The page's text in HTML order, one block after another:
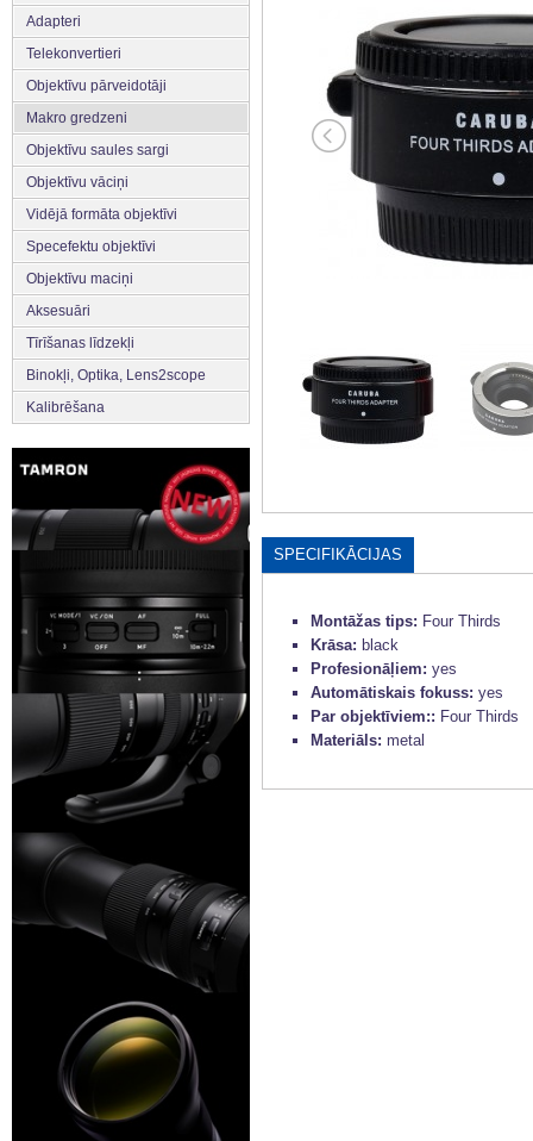
Adapteri
Telekonvertieri
Objektīvu pārveidotāji
Makro gredzeni
Objektīvu saules sargi
Objektīvu vāciņi
Vidējā formāta objektīvi
Specefektu objektīvi
Objektīvu maciņi
Aksesuāri
Tīrīšanas līdzekļi
Binokļi, Optika, Lens2scope
Kalibrēšana
SPECIFIKĀCIJAS
Montāžas tips: Four Thirds
Krāsa: black
Profesionāļiem: yes
Automātiskais fokuss: yes
Par objektīviem:: Four Thirds
Materiāls: metal